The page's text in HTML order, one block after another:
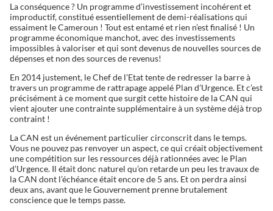
La conséquence ? Un programme d’investissement incohérent et
improductif, constitué essentiellement de demi-réalisations qui
essaiment le Cameroun ! Tout est entamé et rien n’est finalisé ! Un
programme économique manchot, avec des investissements
impossibles à valoriser et qui sont devenus de nouvelles sources de
dépenses et non des sources de revenus!
En 2014 justement, le Chef de l’Etat tente de redresser la barre à
travers un programme de rattrapage appelé Plan d’Urgence. Et c’est
précisément à ce moment que surgit cette histoire de la CAN qui
vient ajouter une contrainte supplémentaire à un système déjà trop
contraint !
La CAN est un événement particulier circonscrit dans le temps.
Vous ne pouvez pas renvoyer un aspect, ce qui créait objectivement
une compétition sur les ressources déjà rationnées avec le Plan
d’Urgence. Il était donc naturel qu’on retarde un peu les travaux de
la CAN dont l’échéance était encore de 5 ans. Et on perdra ainsi
deux ans, avant que le Gouvernement prenne brutalement
conscience que le temps passe.